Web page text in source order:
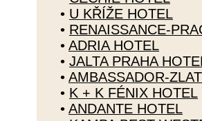
• U KŘÍŽE HOTEL
• RENAISSANCE-
• ADRIA HOTEL
• JALTA PRAHA
• AMBASSADOR-
• K + K FÉNIX HOTEL
• ANDANTE HOTEL